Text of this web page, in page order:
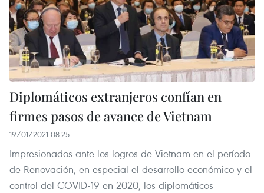
Diplomáticos extranjeros confían en
firmes pasos de avance de Vietnam
19/01/2021 08:25
Impresionados ante los logros de Vietnam en el período
de Renovación, en especial el desarrollo económico y el
control del COVID-19 en 2020, los diplomáticos